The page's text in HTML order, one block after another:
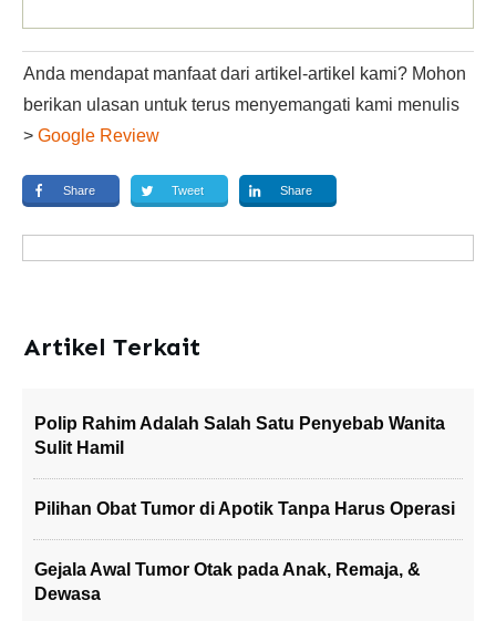
Anda mendapat manfaat dari artikel-artikel kami? Mohon
berikan ulasan untuk terus menyemangati kami menulis
> Google Review
Share Tweet Share
Artikel Terkait
Polip Rahim Adalah Salah Satu Penyebab Wanita
Sulit Hamil
Pilihan Obat Tumor di Apotik Tanpa Harus Operasi
Gejala Awal Tumor Otak pada Anak, Remaja, &
Dewasa